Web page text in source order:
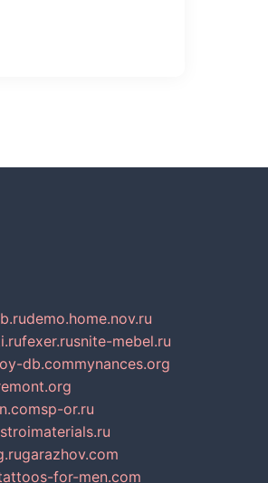
demo.home.nov.ru
fexer.rusnite-mebel.ru
db.commynances.org
sp-or.ru
stroimaterials.ru
garazhov.com
for-men.com